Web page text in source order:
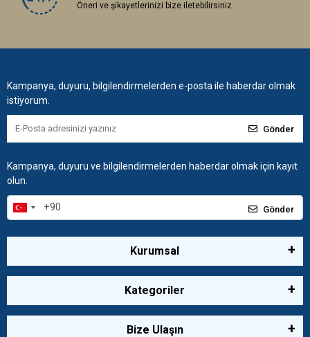
Öneri ve şikayetlerinizi bize iletebilirsiniz.
Kampanya, duyuru, bilgilendirmelerden e-posta ile haberdar olmak
istiyorum.
Gönder
Kampanya, duyuru ve bilgilendirmelerden haberdar olmak için kayıt
olun.
Gönder
Kurumsal
Kategoriler
Bize Ulaşın